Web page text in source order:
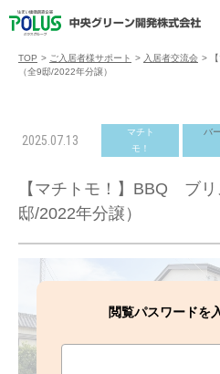
TOP > ご入居者様サポート > 入居者交流会 >
（全9邸/2022年分譲）
2025.07.13
マチト
モ！
バ
【マチトモ！】BBQ ブ
邸/2022年分譲）
閲覧パスワードを